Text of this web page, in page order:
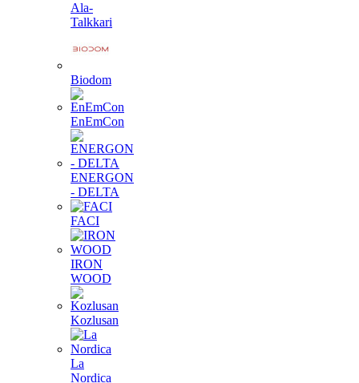
Ala-
Talkkari
Biodom
EnEmCon
ENERGON
- DELTA
FACI
IRON
WOOD
Kozlusan
La
Nordica